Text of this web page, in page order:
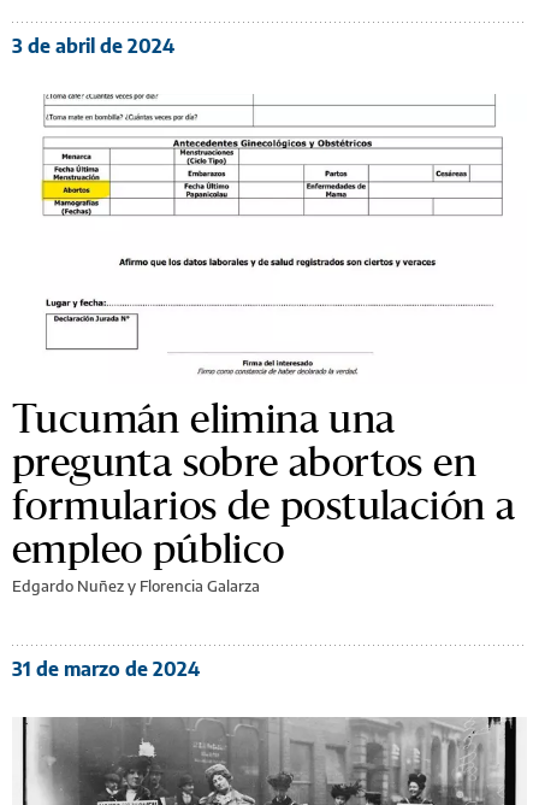
3 de abril de 2024
Tucumán elimina una
pregunta sobre abortos en
formularios de postulación a
empleo público
Edgardo Nuñez y Florencia Galarza
31 de marzo de 2024